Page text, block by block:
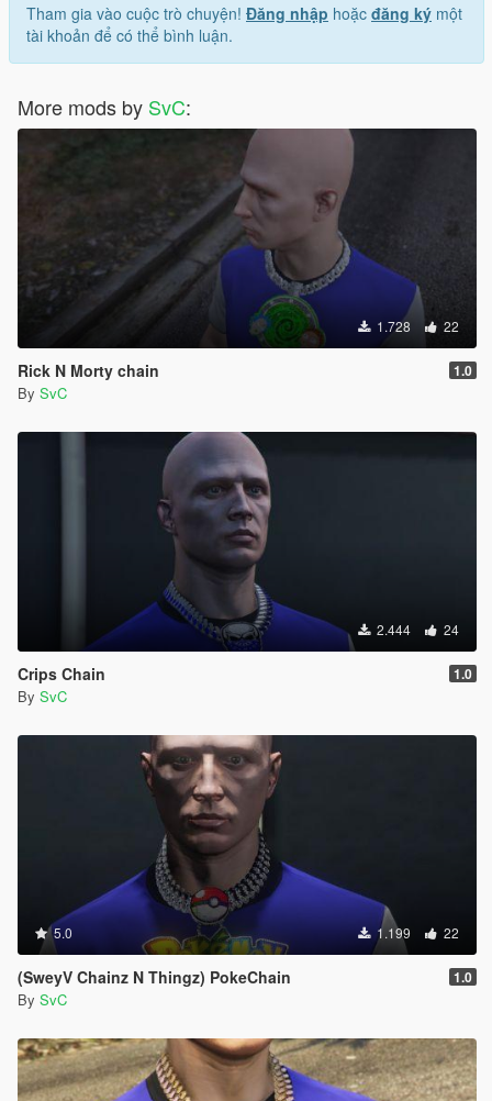
Tham gia vào cuộc trò chuyện! Đăng nhập hoặc đăng ký một
tài khoản để có thể bình luận.
More mods by SvC:
1.728 22
Rick N Morty chain 1.0
By SvC
2.444 24
Crips Chain 1.0
By SvC
5.0 1.199 22
(SweyV Chainz N Thingz) PokeChain 1.0
By SvC